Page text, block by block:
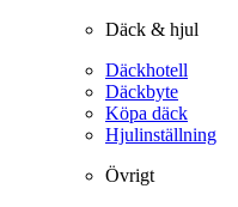
Däck & hjul
Däckhotell
Däckbyte
Köpa däck
Hjulinställning
Övrigt